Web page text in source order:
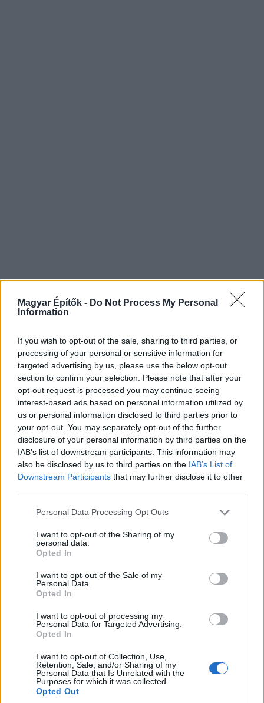
Magyar Építők - Do Not Process My Personal
Information
If you wish to opt-out of the sale, sharing to third parties, or
processing of your personal or sensitive information for
targeted advertising by us, please use the below opt-out
section to confirm your selection. Please note that after your
opt-out request is processed you may continue seeing
interest-based ads based on personal information utilized by
us or personal information disclosed to third parties prior to
your opt-out. You may separately opt-out of the further
disclosure of your personal information by third parties on the
IAB’s list of downstream participants. This information may
also be disclosed by us to third parties on the IAB’s List of
Downstream Participants that may further disclose it to other
Please note that this website/app uses one or more Google
not limited to your visit or usage behaviour. You may click to
grant or deny consent to Google and its third-party tags to
use your data for below specified purposes in below Google
consent section.
Personal Data Processing Opt Outs
I want to opt-out of the Sharing of my
personal data.
Opted In
I want to opt-out of the Sale of my
Personal Data.
Opted In
I want to opt-out of processing my
Personal Data for Targeted Advertising.
Opted In
I want to opt-out of Collection, Use,
Retention, Sale, and/or Sharing of my
Personal Data that Is Unrelated with the
Purposes for which it was collected.
Opted Out
HÍRLEVÉL
E-mail cím